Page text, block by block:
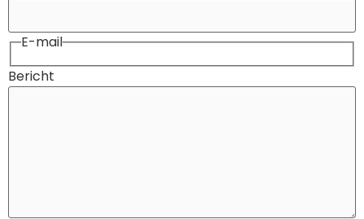
E-mail
Bericht